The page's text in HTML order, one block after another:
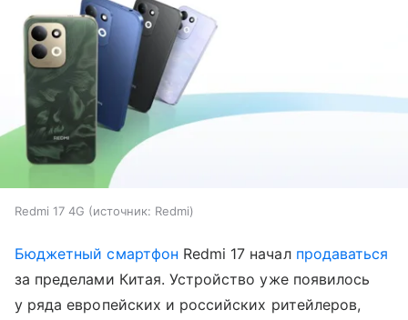
Redmi 17 4G источник: Redmi
Бюджетный смартфон Redmi 17 начал продаваться
за пределами Китая. Устройство уже появилось
у ряда европейских и российских ритейлеров,